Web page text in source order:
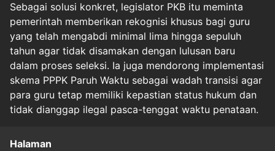
Sebagai solusi konkret, legislator PKB itu meminta
pemerintah memberikan rekognisi khusus bagi guru
yang telah mengabdi minimal lima hingga sepuluh
tahun agar tidak disamakan dengan lulusan baru
dalam proses seleksi. Ia juga mendorong implementasi
skema PPPK Paruh Waktu sebagai wadah transisi agar
para guru tetap memiliki kepastian status hukum dan
tidak dianggap ilegal pasca-tenggat waktu penataan.
Halaman